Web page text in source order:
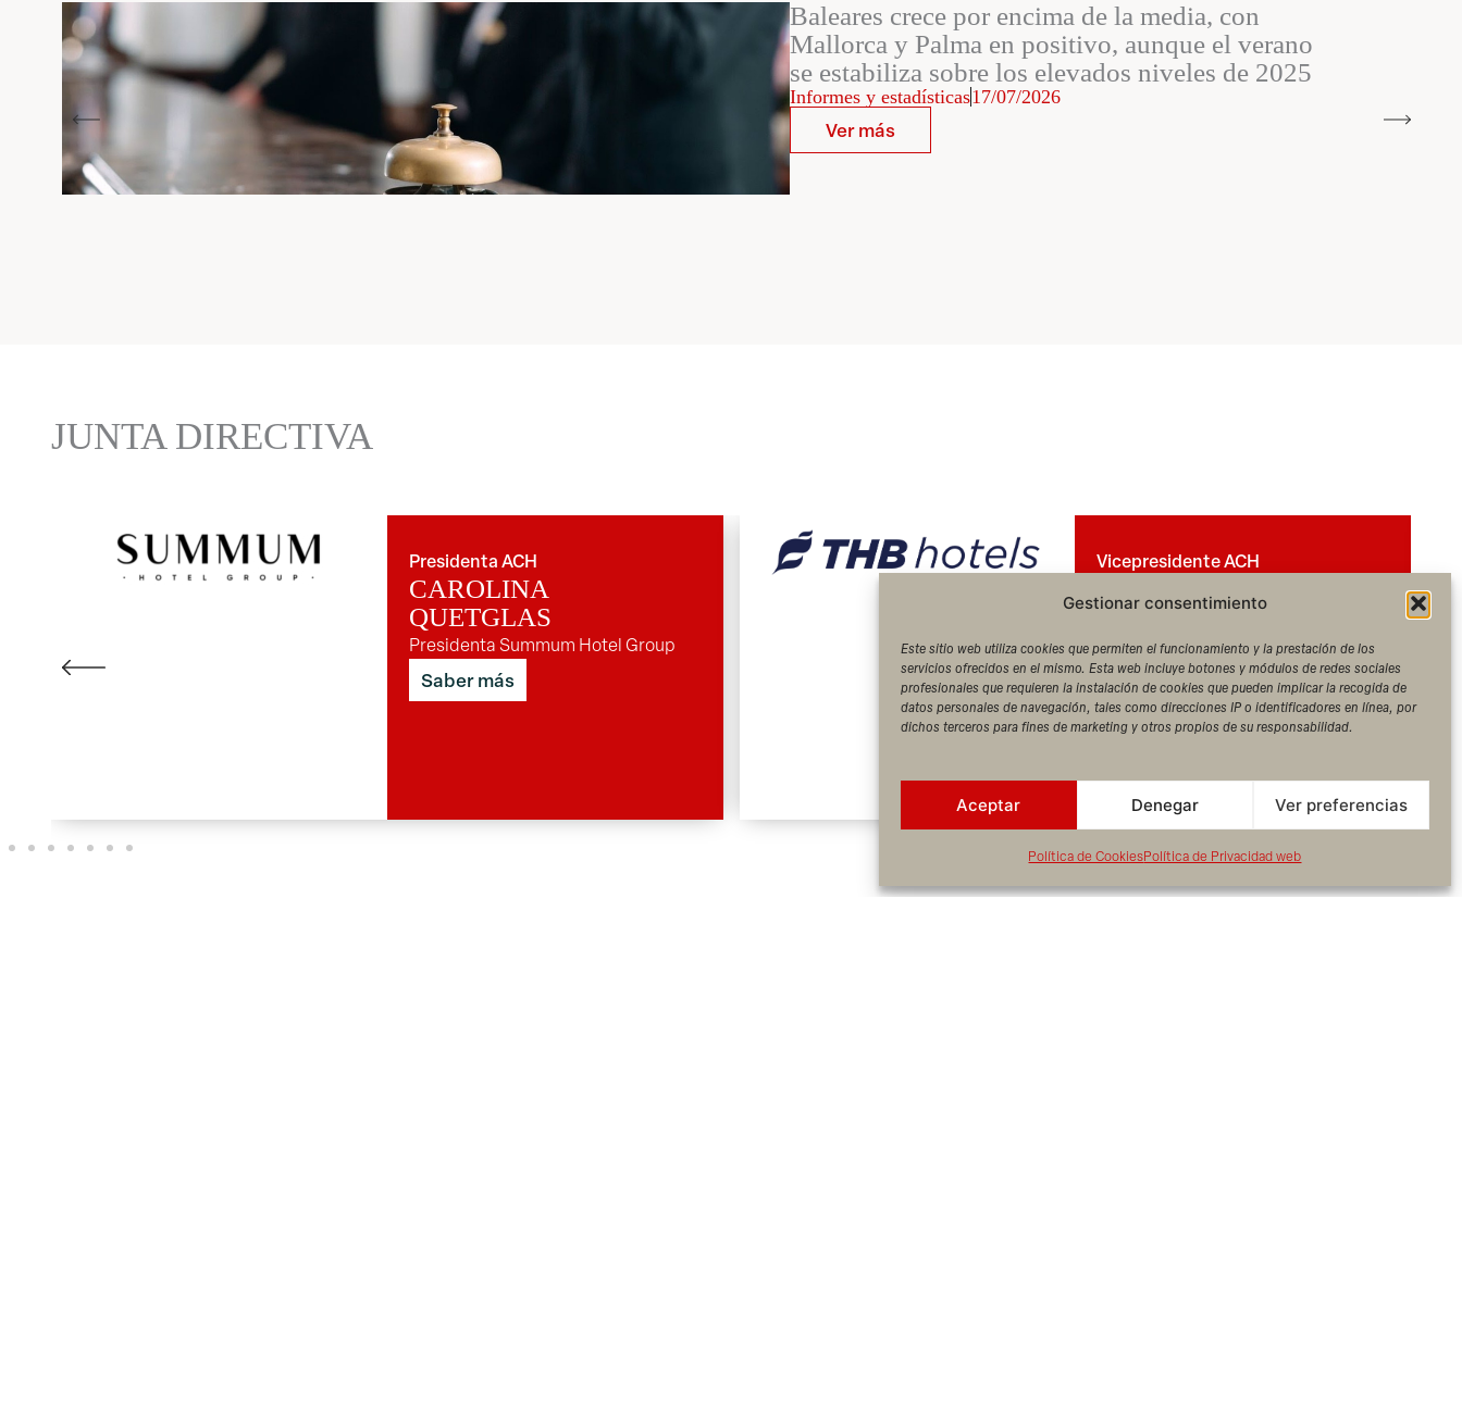
Gestionar consentimiento
Este sitio web utiliza cookies que permiten el funcionamiento y la prestación de los
servicios ofrecidos en el mismo. Esta web incluye botones y módulos de redes sociales
profesionales que requieren la instalación de cookies que pueden implicar la recogida de
datos personales de navegación, tales como direcciones IP o identificadores en línea, por
dichos terceros para fines de marketing y otros propios de su responsabilidad.
Aceptar Denegar Ver preferencias
Política de CookiesPolítica de Privacidad web
Baleares crece por encima de la media, con
Mallorca y Palma en positivo, aunque el verano
se estabiliza sobre los elevados niveles de 2025
Informes y estadísticas17/07/2026
Ver más
JUNTA DIRECTIVA
Presidenta ACH
CAROLINA
QUETGLAS
Presidenta Summum Hotel Group
Saber más
Vicepresidente ACH
MIGUEL
MIRALLES
CEO THB hotels
Saber más